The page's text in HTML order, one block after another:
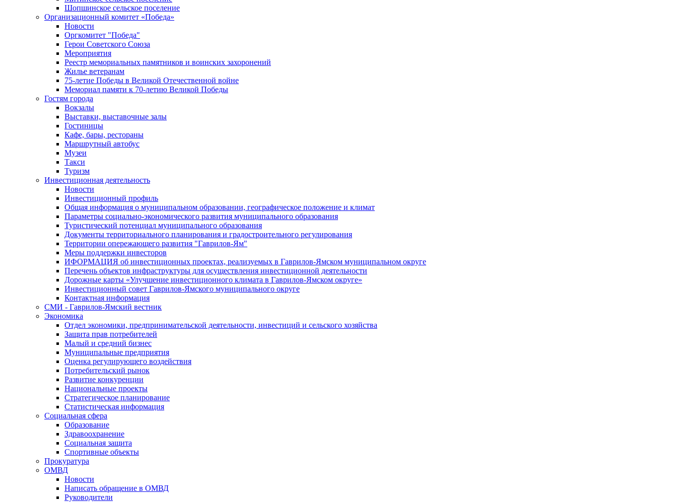
Шопшинское сельское поселение
Организационный комитет «Победа»
Новости
Оргкомитет "Победа"
Герои Советского Союза
Мероприятия
Реестр мемориальных памятников и воинских захоронений
Жилье ветеранам
75-летие Победы в Великой Отечественной войне
Мемориал памяти к 70-летию Великой Победы
Гостям города
Вокзалы
Выставки, выставочные залы
Гостиницы
Кафе, бары, рестораны
Маршрутный автобус
Музеи
Такси
Туризм
Инвестиционная деятельность
Новости
Инвестиционный профиль
Общая информация о муниципальном образовании, географическое положение и климат
Параметры социально-экономического развития муниципального образования
Туристический потенциал муниципального образования
Документы территориального планирования и градостроительного регулирования
Территории опережающего развития "Гаврилов-Ям"
Меры поддержки инвесторов
ИФОРМАЦИЯ об инвестиционных проектах, реализуемых в Гаврилов-Ямском муниципальном округе
Перечень объектов инфраструктуры для осуществления инвестиционной деятельности
Дорожные карты «Улучшение инвестиционного климата в Гаврилов-Ямском округе»
Инвестиционный совет Гаврилов-Ямского муниципального округе
Контактная информация
СМИ - Гаврилов-Ямский вестник
Экономика
Отдел экономики, предпринимательской деятельности, инвестиций и сельского хозяйства
Защита прав потребителей
Малый и средний бизнес
Муниципальные предприятия
Оценка регулирующего воздействия
Потребительский рынок
Развитие конкуренции
Национальные проекты
Стратегическое планирование
Статистическая информация
Социальная сфера
Образование
Здравоохранение
Социальная защита
Спортивные объекты
Прокуратура
ОМВД
Новости
Написать обращение в ОМВД
Руководители